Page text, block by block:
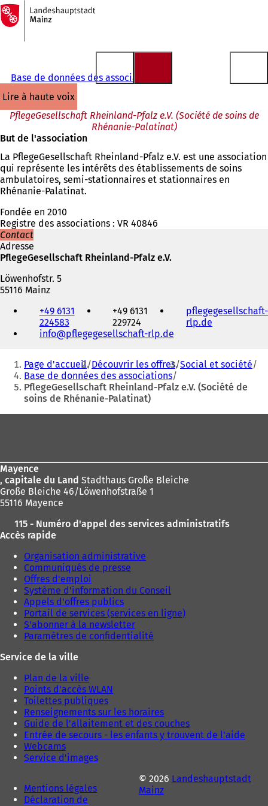
Accéder au contenu
Vers
la
page
d'accueil
Base de données des associations
lire à haute voix
PflegeGesellschaft Rheinland-Pfalz e.V. (Société de soins de
Rhénanie-Palatinat)
But de l'association
La PflegeGesellschaft Rheinland-Pfalz e.V. est une association
qui représente les intérêts des établissements de soins
ambulatoires, semi-stationnaires et stationnaires en
Rhénanie-Palatinat.
Fondée en 2010
Registre des associations : VR 40846
Contact
Adresse
PflegeGesellschaft Rheinland-Pfalz e.V.
Löwenhofstr. 5
55116 Mainz
adresse
+49 6131
224583
+49 6131
229724
pflegegesellschaft-
rlp.de
u
r
d
u
e
info pflegegesellschaft-rlp de
Vous
êtes
ici
Page d'accueil Découvrir les offres Social et société
Base de données des associations
PflegeGesellschaft Rheinland-Pfalz e.V. (Société de
soins de Rhénanie-Palatinat)
Mayence
, capitale du Land Stadthaus Große Bleiche
Große Bleiche 46/Löwenhofstraße 1
55116 Mayence
115 - Numéro d'appel des services administratifs
Accès rapide
Organisation administrative
Communiqués de presse
Offres d'emploi
Système d'information du Conseil
Appels d'offres publics
Portail de services (services en ligne)
S'abonner à la newsletter
Paramètres de confidentialité
Service de la ville
Plan de la ville
Points d'accès WLAN
Toilettes publiques
Renseignements sur les horaires
Guide de l'allaitement et des couches
Entrée de secours - les enfants y trouvent de l'aide
Webcams
Service d'images
Mentions légales
Déclaration de
© 2026 Landeshauptstadt
Mainz